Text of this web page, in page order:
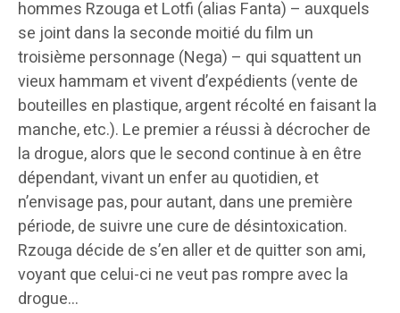
hommes Rzouga et Lotfi (alias Fanta) – auxquels
se joint dans la seconde moitié du film un
troisième personnage (Nega) – qui squattent un
vieux hammam et vivent d’expédients (vente de
bouteilles en plastique, argent récolté en faisant la
manche, etc.). Le premier a réussi à décrocher de
la drogue, alors que le second continue à en être
dépendant, vivant un enfer au quotidien, et
n’envisage pas, pour autant, dans une première
période, de suivre une cure de désintoxication.
Rzouga décide de s’en aller et de quitter son ami,
voyant que celui-ci ne veut pas rompre avec la
drogue…